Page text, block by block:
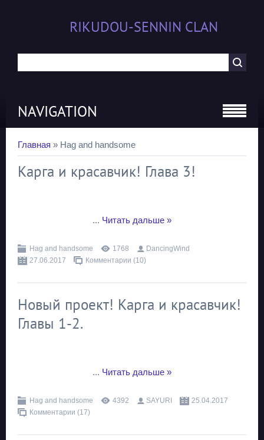
RIKUDOU-SENNIN CLAN
NAVIGATION
Главная » Hag and handsome
Карга и красавчик! Глава 3!
... Читать дальше »
Hag and handsome 1768
DancingWind
27.06.2017
Комментарии (10)
Новый проект! Карга и красавчик!
Главы 1-2.
... Читать дальше »
Hag and handsome 4392 SAYURI
25.04.2017
Комментарии (17)